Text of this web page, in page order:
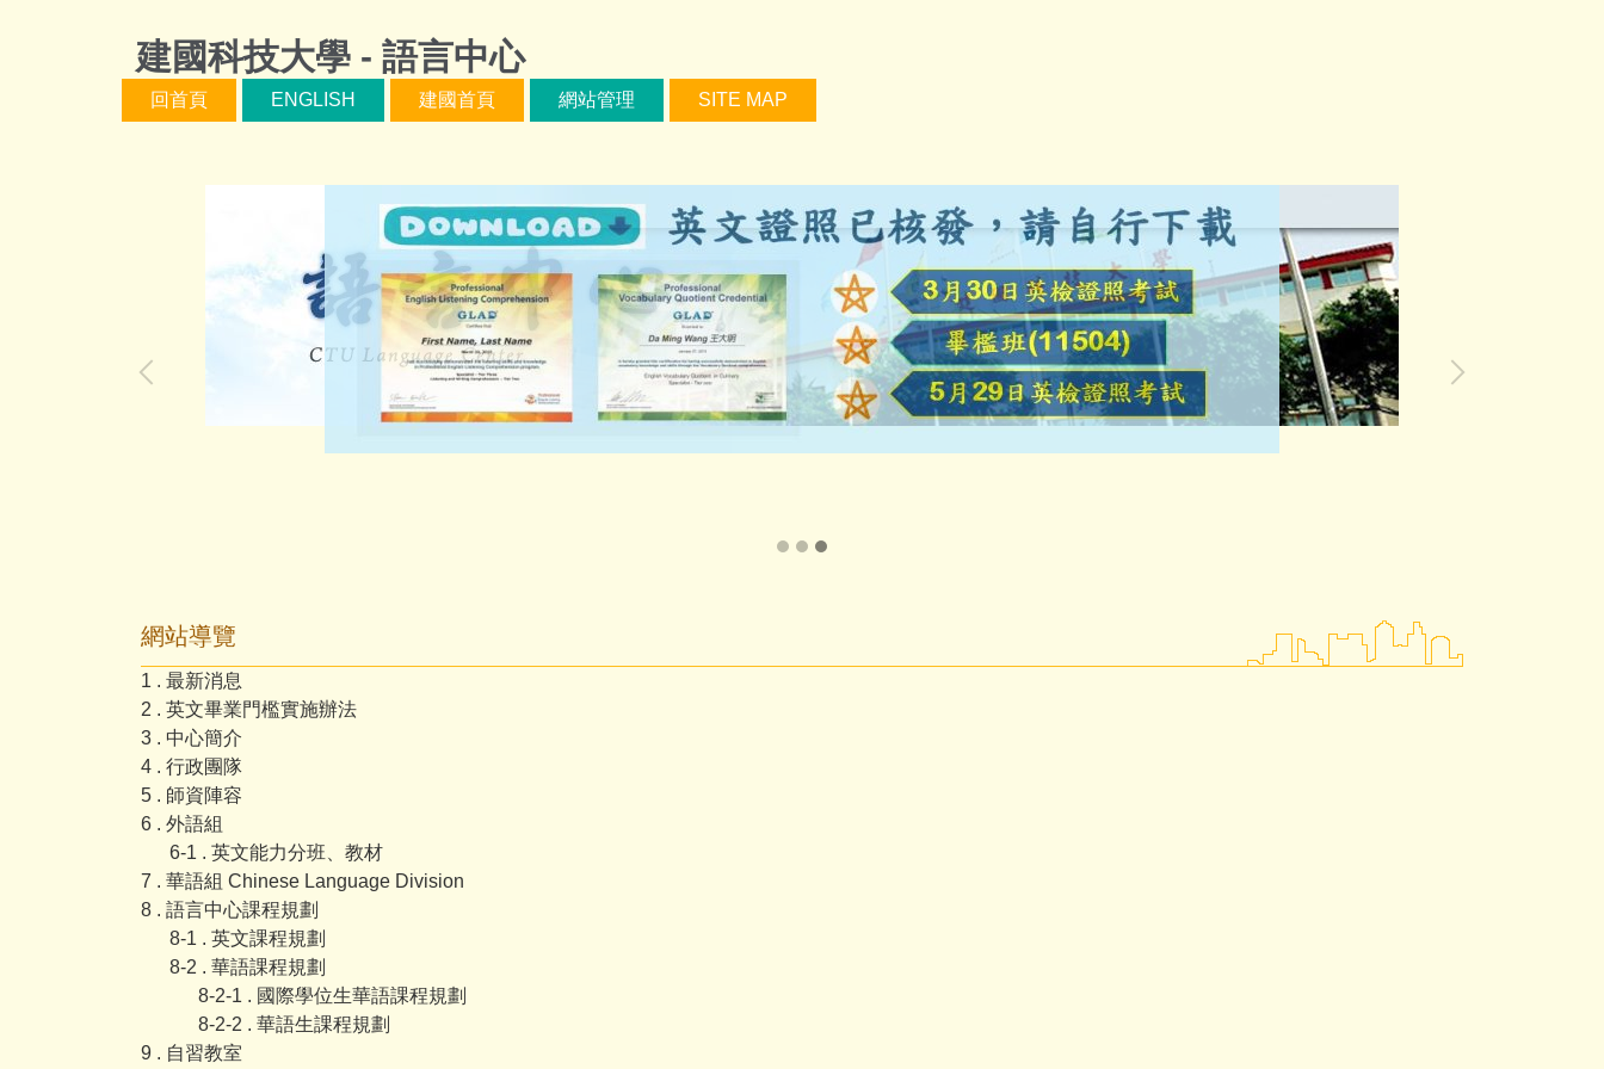
建國科技大學 - 語言中心
回首頁 ENGLISH 建國首頁 網站管理 SITE MAP
網站導覽
1 . 最新消息
2 . 英文畢業門檻實施辦法
3 . 中心簡介
4 . 行政團隊
5 . 師資陣容
6 . 外語組
6-1 . 英文能力分班、教材
7 . 華語組 Chinese Language Division
8 . 語言中心課程規劃
8-1 . 英文課程規劃
8-2 . 華語課程規劃
8-2-1 . 國際學位生華語課程規劃
8-2-2 . 華語生課程規劃
9 . 自習教室